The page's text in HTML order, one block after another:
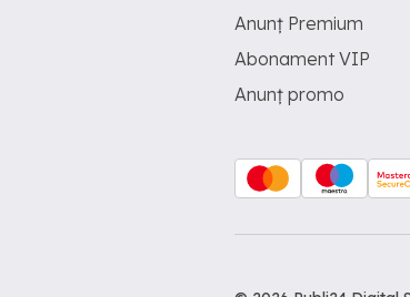
Anunț Premium
Abonament VIP
Anunț promo